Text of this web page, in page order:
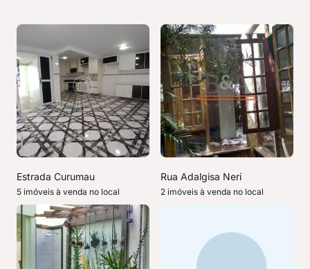
Estrada Curumau
5 imóveis à venda no local
Rua Adalgisa Neri
2 imóveis à venda no local